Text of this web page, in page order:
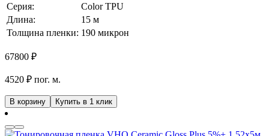
Серия:
Color TPU
Длина:
15 м
Толщина пленки: 190 микрон
67800 ₽
4520 ₽ пог. м.
В корзину Купить в 1 клик